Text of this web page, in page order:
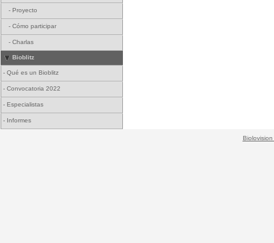
- Proyecto
- Cómo participar
- Charlas
Bioblitz
- Qué es un Bioblitz
- Convocatoria 2022
- Especialistas
- Informes
Biolovision